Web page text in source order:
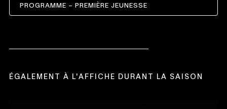
PROGRAMME – PREMIÈRE JEUNESSE
CE
UNE
ÉGALEMENT À L'AFFICHE DURANT LA SAISON